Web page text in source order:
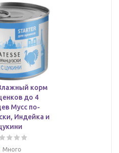
корм
до 4
Мусс по-
Индейка и
Много